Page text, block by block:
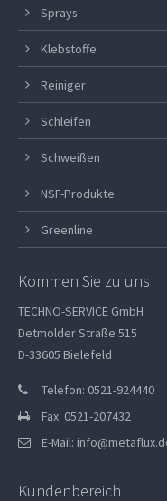
Sprays
Klebstoffe
Reiniger
Schleifen
Schweißen
NSF-Produkte
Greenline
Kommen Sie zu uns
TECHNO-SERVICE GmbH
Detmolder Straße 515
D-33605 Bielefeld
Telefon: 0521-924440
Fax: 0521-207432
E-Mail:
Kundenbereich